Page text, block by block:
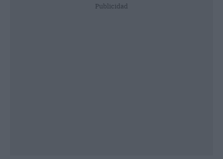
Publicidad